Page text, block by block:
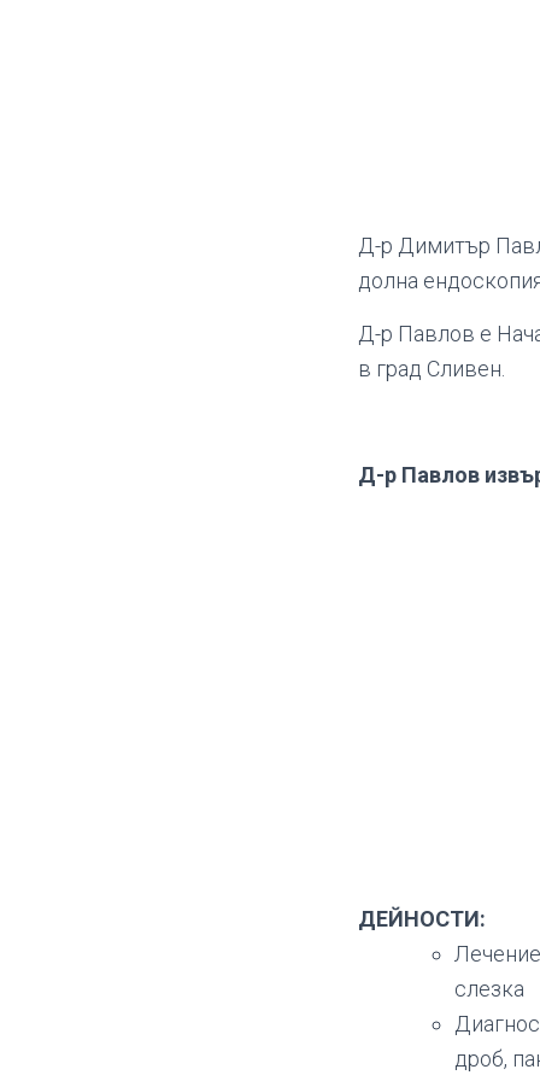
Д-р Димитър
долна
Д-р Павлов е
в град Сливен.
Д-р Павлов
ДЕЙНОСТИ:
слезка
дроб,